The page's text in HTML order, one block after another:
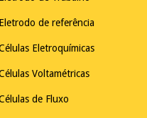
Eletrodo de referência
Eletroquímicas
Voltamétricas
de Fluxo